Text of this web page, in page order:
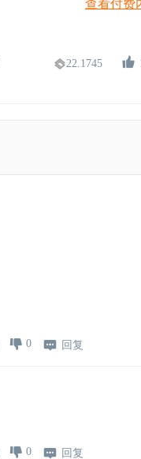
查看付费
22.1745
0 回复
0 回复